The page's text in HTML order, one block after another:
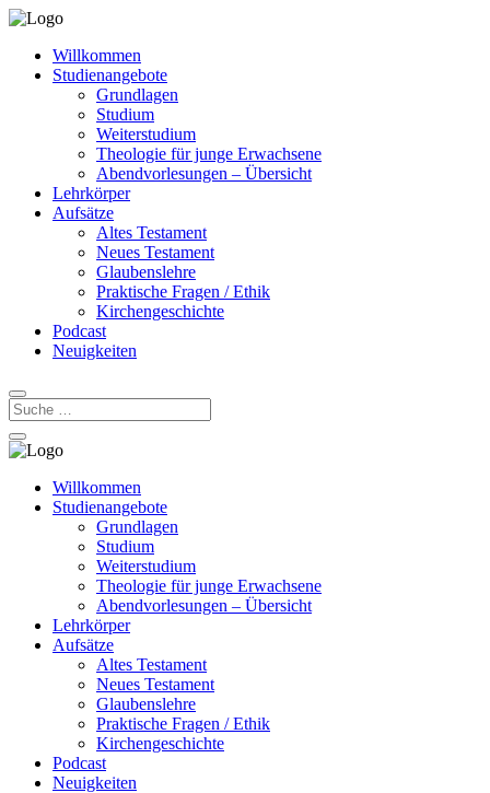
Willkommen
Studienangebote
Grundlagen
Studium
Weiterstudium
Theologie für junge Erwachsene
Abendvorlesungen – Übersicht
Lehrkörper
Aufsätze
Altes Testament
Neues Testament
Glaubenslehre
Praktische Fragen / Ethik
Kirchengeschichte
Podcast
Neuigkeiten
Willkommen
Studienangebote
Grundlagen
Studium
Weiterstudium
Theologie für junge Erwachsene
Abendvorlesungen – Übersicht
Lehrkörper
Aufsätze
Altes Testament
Neues Testament
Glaubenslehre
Praktische Fragen / Ethik
Kirchengeschichte
Podcast
Neuigkeiten